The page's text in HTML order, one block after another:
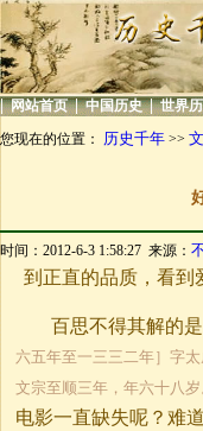
| 网站首页 | 中国历史 | 世界
您现在的位置： 历史千年 >>
时间：2012-6-3 1:58:27 来源：
到正直的品质，看到
百思不得其解的
六五年至一三三二年］字
文宗至顺三年，年六十八
电影一直缺失呢？难